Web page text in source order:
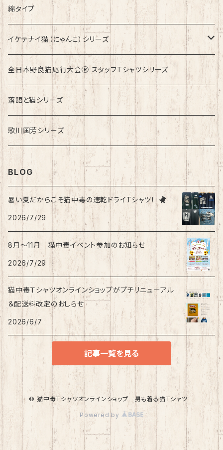
綿タイプ
イケテナイ猫（にゃんこ）シリーズ
ロンドンバスに乗りたい！
全日本野良猫尾行大会Ⓡ スタッフTシャツシリーズ
落語と猫シリーズ
歌川国芳シリーズ
BLOG
暑い夏だからこそ猫中毒の速乾ドライTシャツ！
2026/7/29
8月〜11月 猫中毒イベント参加のお知らせ
2026/7/29
猫中毒Ｔシャツオンラインショップがプチリニューアル
＆配送料改定のおしらせ
2026/6/7
記事一覧を見る
© 猫中毒Tシャツオンラインショップ 男も着る猫Tシャツ
Powered by